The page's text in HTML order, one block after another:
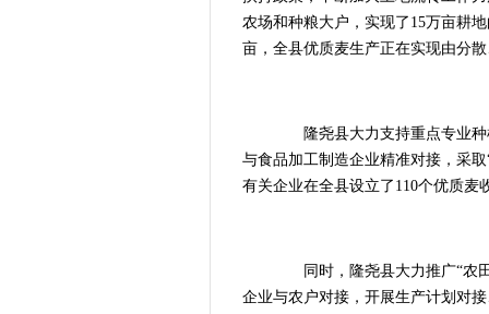
农场和种粮大户，实现了15万亩耕
亩，全县优质麦生产正在实现由分
隆尧县大力支持重点专业种
与食品加工制造企业精准对接，采
有关企业在全县设立了110个优质麦
同时，隆尧县大力推广“农田
企业与农户对接，开展生产计划对